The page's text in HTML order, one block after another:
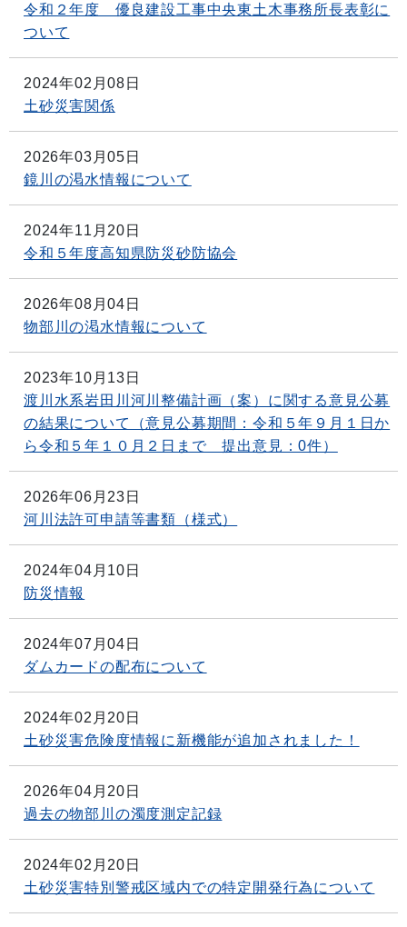
令和２年度 優良建設工事中央東土木事務所長表彰に
ついて
2024年02月08日
土砂災害関係
2026年03月05日
鏡川の渇水情報について
2024年11月20日
令和５年度高知県防災砂防協会
2026年08月04日
物部川の渇水情報について
2023年10月13日
渡川水系岩田川河川整備計画（案）に関する意見公募
の結果について（意見公募期間：令和５年９月１日か
ら令和５年１０月２日まで 提出意見：0件）
2026年06月23日
河川法許可申請等書類（様式）
2024年04月10日
防災情報
2024年07月04日
ダムカードの配布について
2024年02月20日
土砂災害危険度情報に新機能が追加されました！
2026年04月20日
過去の物部川の濁度測定記録
2024年02月20日
土砂災害特別警戒区域内での特定開発行為について